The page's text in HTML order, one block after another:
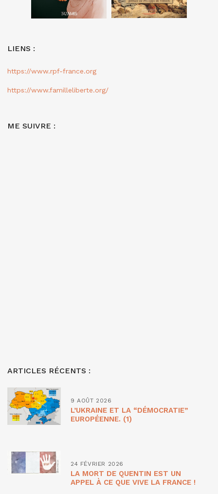
LIENS :
https://www.rpf-france.org
https://www.familleliberte.org/
ME SUIVRE :
ARTICLES RÉCENTS :
9 AOÛT 2026
L’UKRAINE ET LA “DÉMOCRATIE”
EUROPÉENNE. (1)
24 FÉVRIER 2026
LA MORT DE QUENTIN EST UN
APPEL À CE QUE VIVE LA FRANCE !